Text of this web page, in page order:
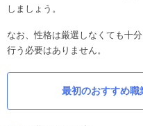
しましょう。
なお、性格は厳選しなくても十
行う必要はありません。
最初のおすすめ職